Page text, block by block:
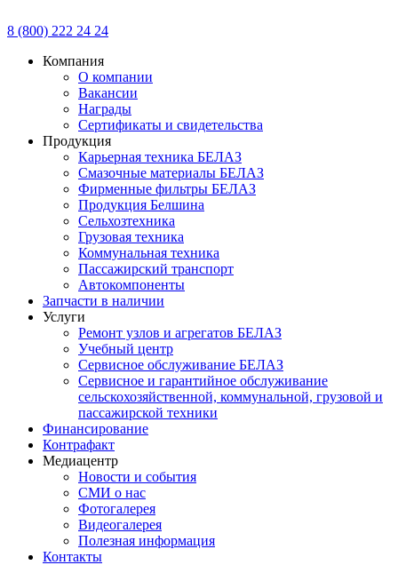
8 (800) 222 24 24
Компания
О компании
Вакансии
Награды
Сертификаты и свидетельства
Продукция
Карьерная техника БЕЛАЗ
Смазочные материалы БЕЛАЗ
Фирменные фильтры БЕЛАЗ
Продукция Белшина
Сельхозтехника
Грузовая техника
Коммунальная техника
Пассажирский транспорт
Автокомпоненты
Запчасти в наличии
Услуги
Ремонт узлов и агрегатов БЕЛАЗ
Учебный центр
Сервисное обслуживание БЕЛАЗ
Сервисное и гарантийное обслуживание
сельскохозяйственной, коммунальной, грузовой и
пассажирской техники
Финансирование
Контрафакт
Медиацентр
Новости и события
СМИ о нас
Фотогалерея
Видеогалерея
Полезная информация
Контакты